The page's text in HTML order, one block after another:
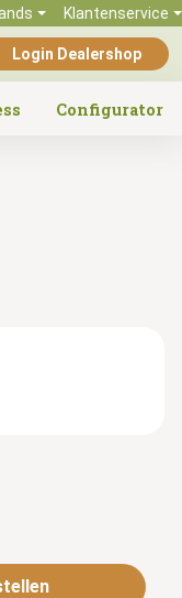
Klantenservice
Login Dealershop
Configurator